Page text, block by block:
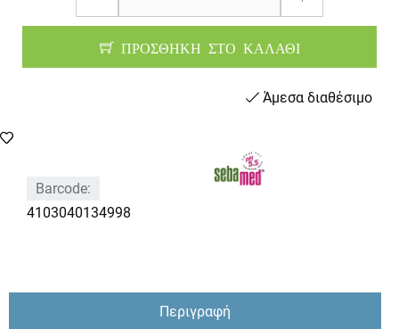
ΠΡΟΣΘΗΚΗ ΣΤΟ ΚΑΛΑΘΙ
Άμεσα διαθέσιμο
Barcode:
4103040134998
Περιγραφή